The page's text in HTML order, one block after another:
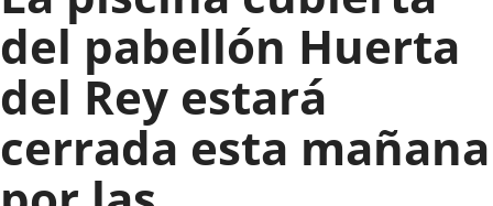
del pabellón Huerta
del Rey estará
cerrada esta mañana